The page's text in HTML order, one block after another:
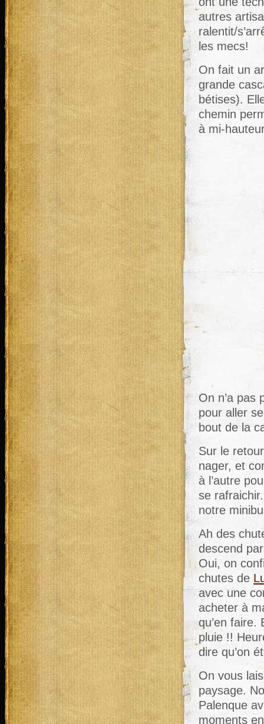
autres
ralentit/
les mecs!
On fait un
grande
bétises).
chemin
à mi-
On n’a pas
pour aller
bout de la
Sur le
nager, et
à l’autre
se
notre
Ah des
descend
Oui, on
chutes de
avec une
acheter à
qu’en
pluie !!
dire qu’on
On vous
paysage.
Palenque
moments